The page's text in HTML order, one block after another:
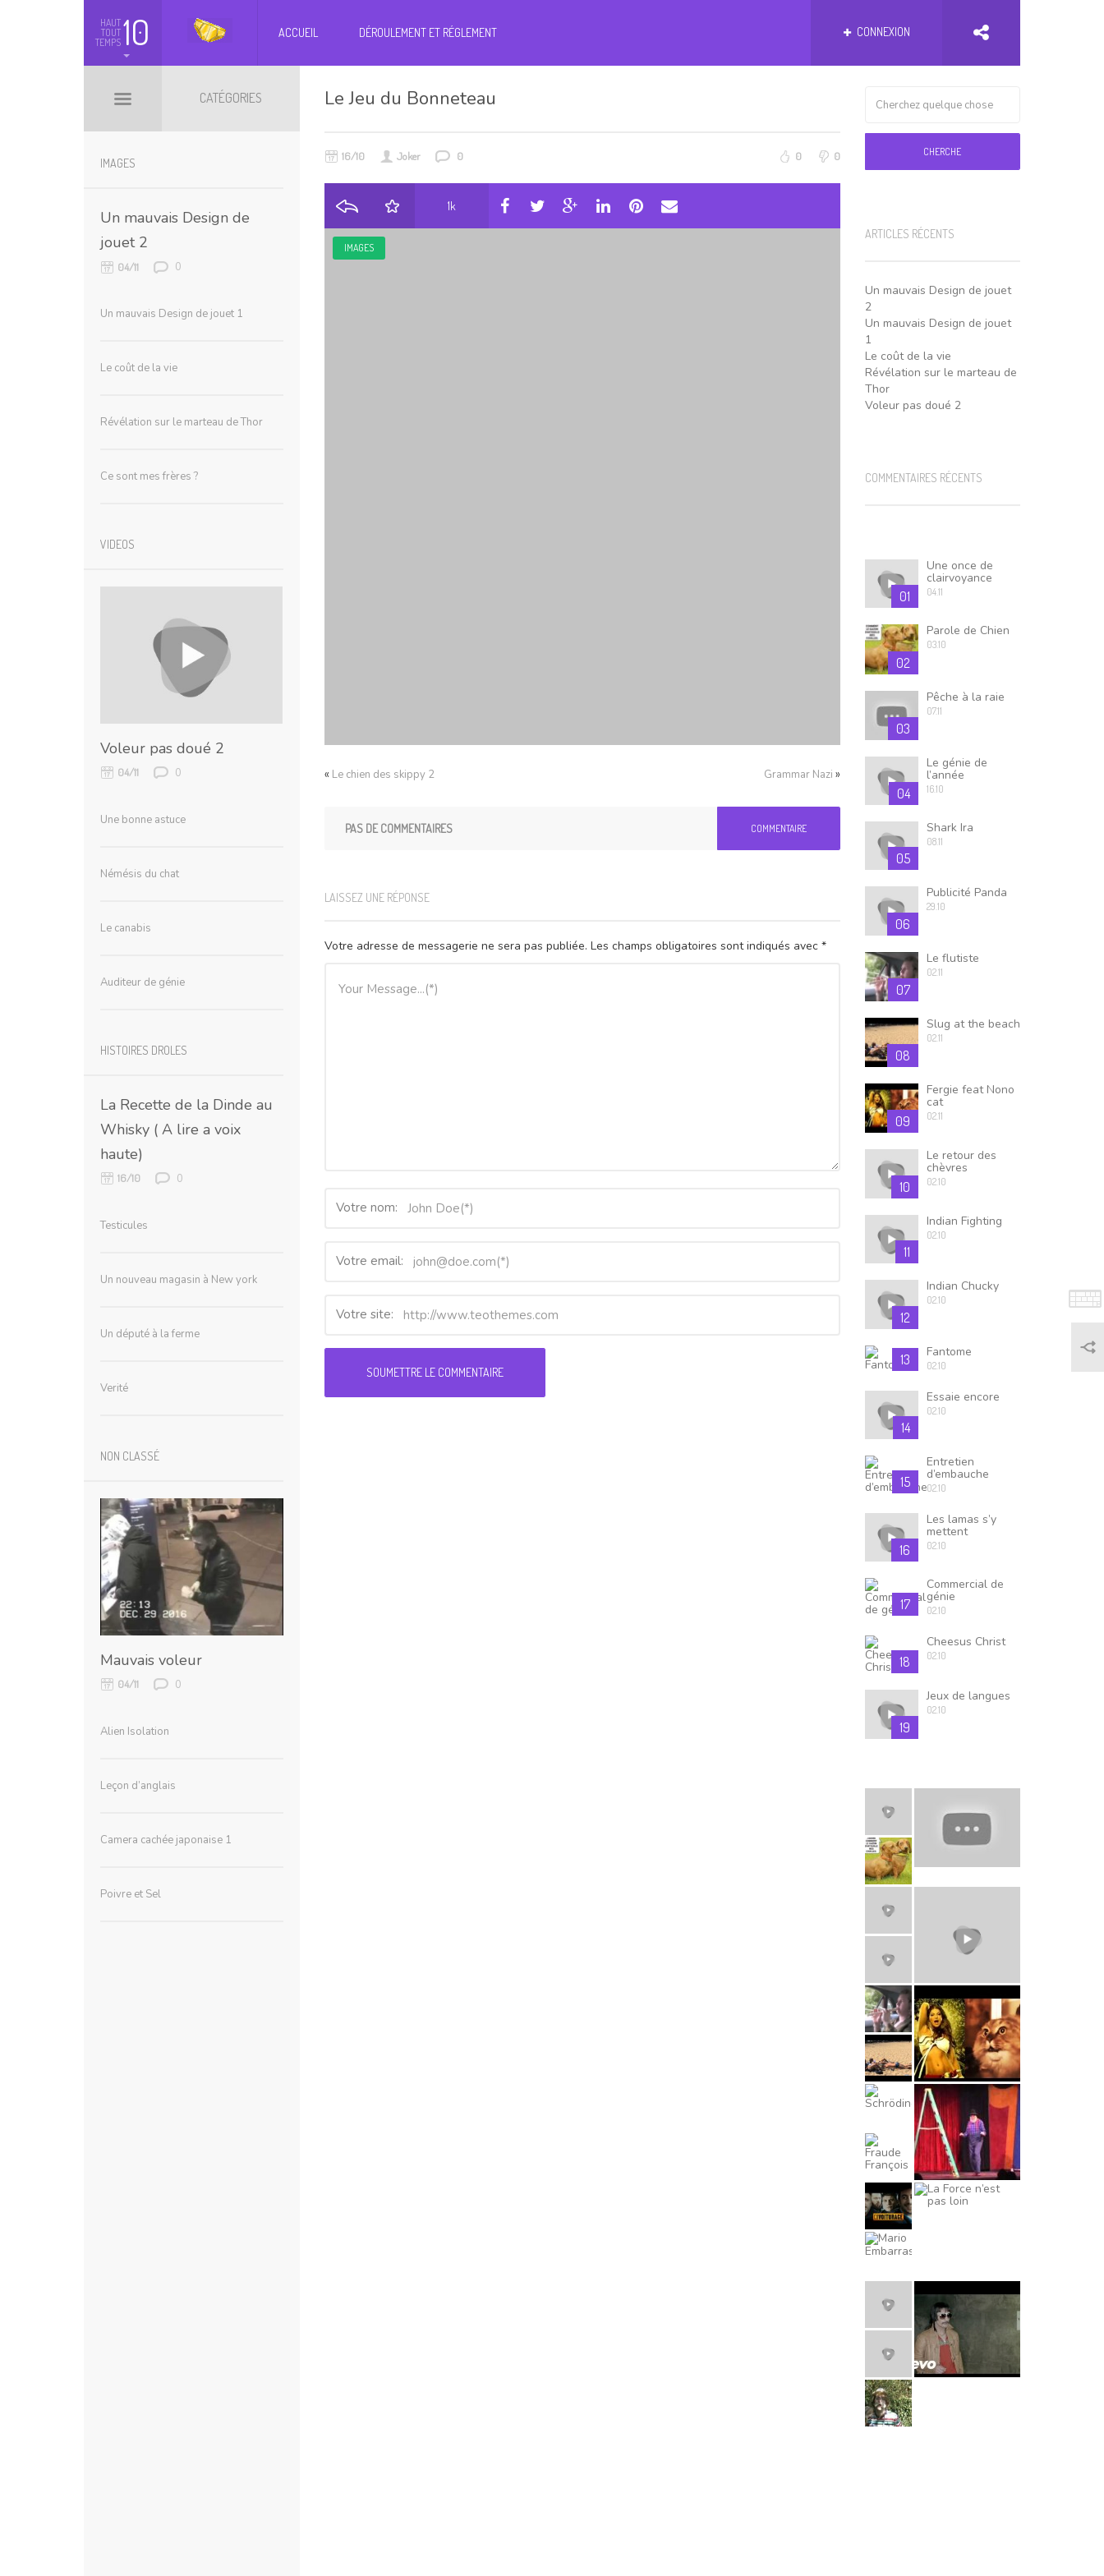
HAUT
TOUT
TEMPS 10 ACCUEIL DÉROULEMENT ET RÉGLEMENT CONNEXION
Le Jeu du Bonneteau
16/10 Joker 0 0 0
1k
IMAGES
« Le chien des skippy 2 Grammar Nazi »
COMMENTAIRE
PAS DE COMMENTAIRES
LAISSEZ UNE RÉPONSE
Votre adresse de messagerie ne sera pas publiée. Les champs obligatoires sont indiqués avec *
Votre nom:
Votre email:
Votre site:
CHERCHE
ARTICLES RÉCENTS
Un mauvais Design de jouet
2
Un mauvais Design de jouet
1
Le coût de la vie
Révélation sur le marteau de
Thor
Voleur pas doué 2
COMMENTAIRES RÉCENTS
01
Une once de
clairvoyance
04.11
02
Parole de Chien
03.10
03
Pêche à la raie
07.11
04
Le génie de
l’année
16.10
05
Shark Ira
08.11
06
Publicité Panda
29.10
07
Le flutiste
02.11
08
Slug at the beach
02.11
09
Fergie feat Nono
cat
02.11
10
Le retour des
chèvres
02.10
11
Indian Fighting
02.10
12
Indian Chucky
02.10
13 Fantome
02.10
14
Essaie encore
02.10
15
Entretien
d’embauche
02.10
16
Les lamas s’y
mettent
02.10
17
Commercial de
génie
02.10
18
Cheesus Christ
02.10
19
Jeux de langues
02.10
BILLETS HOT
CATÉGORIES
IMAGES
Un mauvais Design de
jouet 2
04/11 0
Un mauvais Design de jouet 1
Le coût de la vie
Révélation sur le marteau de Thor
Ce sont mes frères ?
VIDEOS
Voleur pas doué 2
04/11 0
Une bonne astuce
Némésis du chat
Le canabis
Auditeur de génie
HISTOIRES DROLES
La Recette de la Dinde au
Whisky ( A lire a voix
haute)
16/10 0
Testicules
Un nouveau magasin à New york
Un député à la ferme
Verité
NON CLASSÉ
Mauvais voleur
04/11 0
Alien Isolation
Leçon d’anglais
Camera cachée japonaise 1
Poivre et Sel